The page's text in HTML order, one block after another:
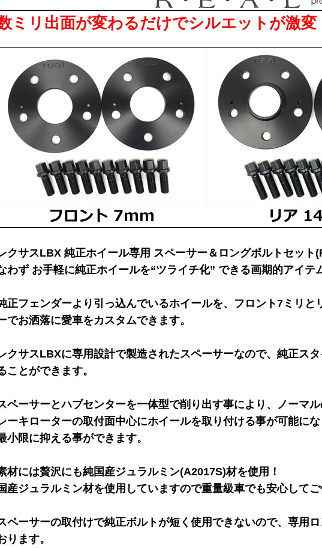
ミリ出面が変わるだけでシルエットが激変
クサスLBX 純正ホイール専用 スペーサー＆ロングボルトセット
わず お手軽に純正ホイールを“ツライチ化” できる画期的アイテ
正フェンダーより引っ込んでいるホイールを、フロント7ミリと
でお洒落に愛車をカスタムできます。
クサスLBXに専用設計で製造されたスペーサーなので、純正ス
ことができます。
ペーサーとハブセンターを一体型で削り出す事により、ノーマ
ーキローターの取付面中心にホイールを取り付ける事が可能に
小限に抑える事ができます。
材には贅沢にも純国産ジュラルミン(A2017S)材を使用！
産ジュラルミン材を使用していますので重量級車でも安心してご
ペーサーの取付けで純正ボルトが短く使用できないので、専用
ります。